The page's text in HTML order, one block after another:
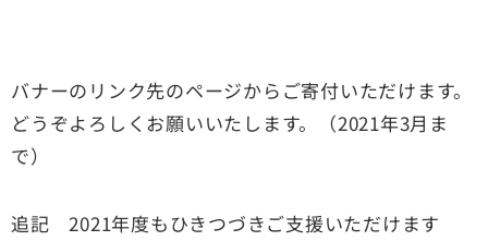
バナーのリンク先のページからご寄付いただけます。
どうぞよろしくお願いいたします。（2021年3月ま
で）
追記 2021年度もひきつづきご支援いただけます